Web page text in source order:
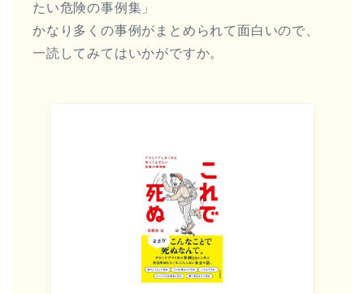
たい危険の事例集」
かなり多くの事例がまとめられて面白いので、
一読してみてはいかがですか。